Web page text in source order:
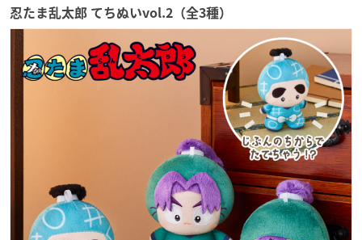
忍たま乱太郎 てちぬいvol.2（全3種）